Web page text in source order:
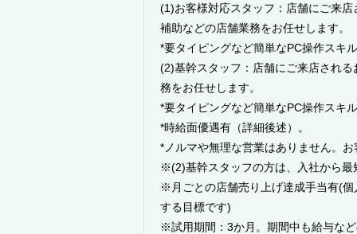
(1)お客様対応スタッフ：店舗にご来
補助などの店舗業務をお任せします。
*要タイピングなど簡単なPC操作スキル
(2)基幹スタッフ：店舗にご来店され
務をお任せします。
*要タイピングなど簡単なPC操作スキル
*時給面優遇有（詳細後述）。
*ノルマや無理な営業はありません。
※(2)基幹スタッフの方は、入社から
※月ごとの店舗売り上げ達成手当有(
する目標です)
※試用期間：3か月。期間中も給与な